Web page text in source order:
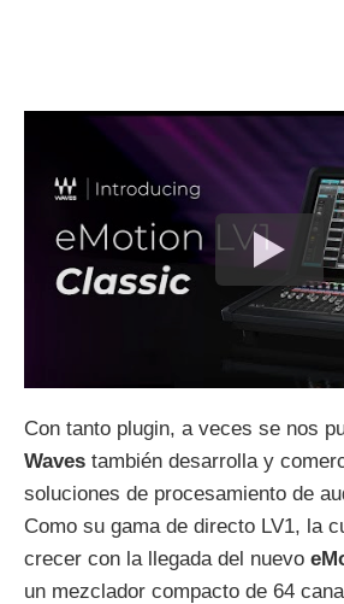
Con tanto plugin, a veces se nos
Waves también desarrolla y
soluciones de procesamiento de
Como su gama de directo LV1, la
crecer con la llegada del nuevo
un mezclador compacto de 64